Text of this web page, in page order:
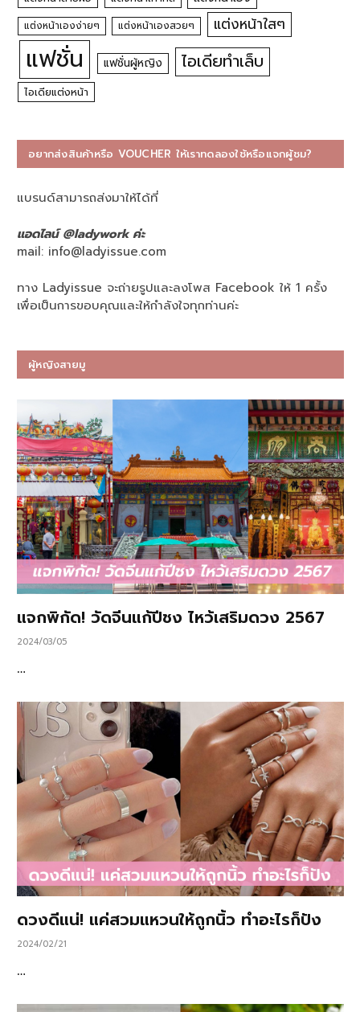
แต่งหน้าเองง่ายๆ แต่งหน้าเองสวยๆ แต่งหน้าใสๆ
แฟชั่น แฟชั่นผู้หญิง ไอเดียทำเล็บ
ไอเดียแต่งหน้า
อยากส่งสินค้าหรือ VOUCHER ให้เราทดลองใช้หรือแจกผู้ชม?
แบรนด์สามารถส่งมาให้ได้ที่
แอดไลน์ @ladywork ค่ะ
mail: info@ladyissue.com
ทาง Ladyissue จะถ่ายรูปและลงโพส Facebook ให้ 1 ครั้ง
เพื่อเป็นการขอบคุณและให้กำลังใจทุกท่านค่ะ
ผู้หญิงสายมู
แจกพิกัด! วัดจีนแก้ปีชง ไหว้เสริมดวง 2567
2024/03/05
…
ดวงดีแน่! แค่สวมแหวนให้ถูกนิ้ว ทำอะไรก็ปัง
2024/02/21
…